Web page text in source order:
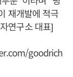
재개발에 적극
연구소 대표]
goodrich